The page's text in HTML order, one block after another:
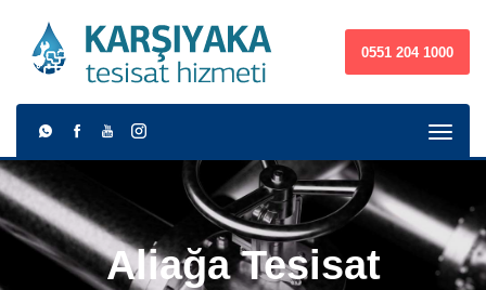
0551 204 1000
Aliağa Tesisat